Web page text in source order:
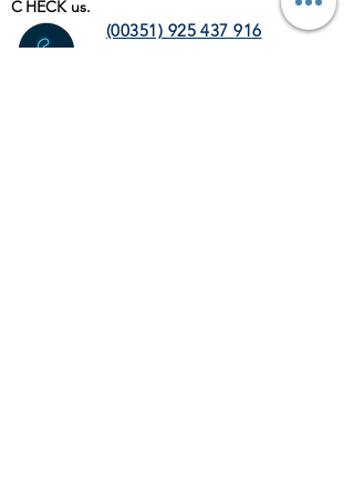
C HECK us.
(00351) 925 437 916